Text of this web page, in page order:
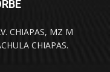
CHIAPAS, MZ M
CHIAPAS.